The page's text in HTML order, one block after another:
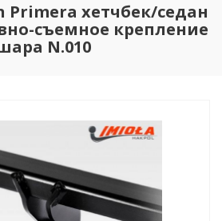
Primera хетчбек/седан
съемное крепление
N.010